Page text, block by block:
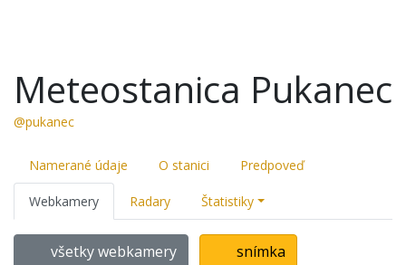
Meteostanica Pukanec
@pukanec
Namerané údaje O stanici Predpoveď
Webkamery Radary Štatistiky
všetky webkamery snímka